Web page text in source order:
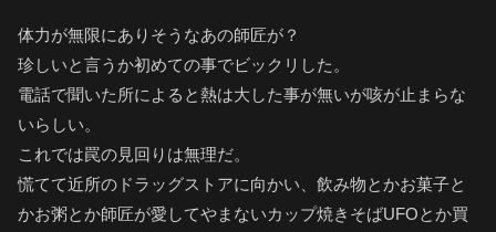
体力が無限にありそうなあの師匠が？
珍しいと言うか初めての事でビックリした。
電話で聞いた所によると熱は大した事が無いが咳が止まらな
いらしい。
これでは罠の見回りは無理だ。
慌てて近所のドラッグストアに向かい、飲み物とかお菓子と
かお粥とか師匠が愛してやまないカップ焼きそばUFOとか買